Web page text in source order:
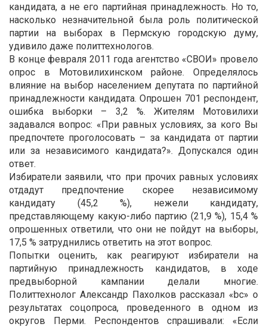
кандидата, а не его партийная принадлежность. Но то,
насколько незначительной была роль политической
партии на выборах в Пермскую городскую думу,
удивило даже политтехнологов.
В конце февраля 2011 года агентство «СВОИ» провело
опрос в Мотовилихинском районе. Определялось
влияние на выбор населением депутата по партийной
принадлежности кандидата. Опрошен 701 респондент,
ошибка выборки – 3,2 %. Жителям Мотовилихи
задавался вопрос: «При равных условиях, за кого Вы
предпочтете проголосовать – за кандидата от партии
или за независимого кандидата?». Допускался один
ответ.
Избиратели заявили, что при прочих равных условиях
отдадут предпочтение скорее независимому
кандидату (45,2 %), нежели кандидату,
представляющему какую-либо партию (21,9 %), 15,4 %
опрошенных ответили, что они не пойдут на выборы,
17,5 % затруднились ответить на этот вопрос.
Попытки оценить, как реагируют избиратели на
партийную принадлежность кандидатов, в ходе
предвыборной кампании делали многие.
Политтехнолог Александр Пахолков рассказал «bc» о
результатах соцопроса, проведенного в одном из
округов Перми. Респондентов спрашивали: «Если